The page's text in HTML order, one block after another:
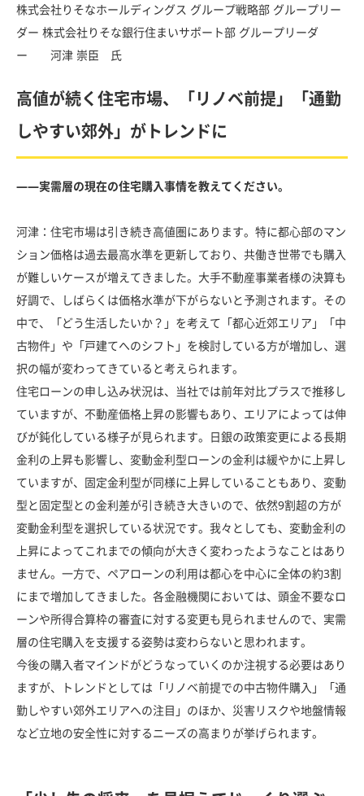
株式会社りそなホールディングス グループ戦略部 グループリー
ダー 株式会社りそな銀行住まいサポート部 グループリーダ
ー 河津 崇臣 氏
高値が続く住宅市場、「リノベ前提」「通勤
しやすい郊外」がトレンドに
――実需層の現在の住宅購入事情を教えてください。
河津：住宅市場は引き続き高値圏にあります。特に都心部のマン
ション価格は過去最高水準を更新しており、共働き世帯でも購入
が難しいケースが増えてきました。大手不動産事業者様の決算も
好調で、しばらくは価格水準が下がらないと予測されます。その
中で、「どう生活したいか？」を考えて「都心近郊エリア」「中
古物件」や「戸建てへのシフト」を検討している方が増加し、選
択の幅が変わってきていると考えられます。
住宅ローンの申し込み状況は、当社では前年対比プラスで推移し
ていますが、不動産価格上昇の影響もあり、エリアによっては伸
びが鈍化している様子が見られます。日銀の政策変更による長期
金利の上昇も影響し、変動金利型ローンの金利は緩やかに上昇し
ていますが、固定金利型が同様に上昇していることもあり、変動
型と固定型との金利差が引き続き大きいので、依然9割超の方が
変動金利型を選択している状況です。我々としても、変動金利の
上昇によってこれまでの傾向が大きく変わったようなことはあり
ません。一方で、ペアローンの利用は都心を中心に全体の約3割
にまで増加してきました。各金融機関においては、頭金不要なロ
ーンや所得合算枠の審査に対する変更も見られませんので、実需
層の住宅購入を支援する姿勢は変わらないと思われます。
今後の購入者マインドがどうなっていくのか注視する必要はあり
ますが、トレンドとしては「リノベ前提での中古物件購入」「通
勤しやすい郊外エリアへの注目」のほか、災害リスクや地盤情報
など立地の安全性に対するニーズの高まりが挙げられます。